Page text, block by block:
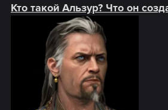
Кто такой Альзур? Что он